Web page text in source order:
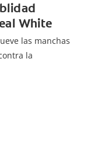
White
las manchas
la